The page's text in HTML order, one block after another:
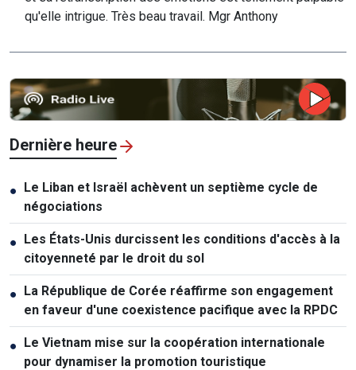
qu'elle intrigue. Très beau travail. Mgr Anthony
Dernière heure
● Le Liban et Israël achèvent un septième cycle de
négociations
● Les États-Unis durcissent les conditions d'accès à la
citoyenneté par le droit du sol
● La République de Corée réaffirme son engagement
en faveur d'une coexistence pacifique avec la RPDC
● Le Vietnam mise sur la coopération internationale
pour dynamiser la promotion touristique